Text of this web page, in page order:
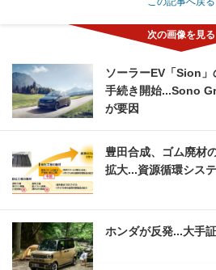
ソーラーEV「Sion
手続き開始...Sono
が要因
豊田合成、ゴム廃材
拡大...資源循環シス
ホンダが反発...大手